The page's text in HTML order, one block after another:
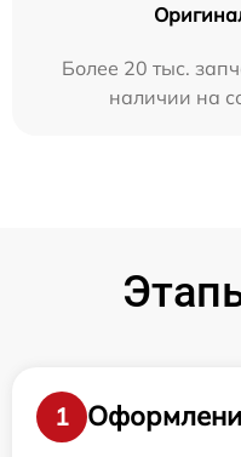
Более 20 тыс.
наличии на
1